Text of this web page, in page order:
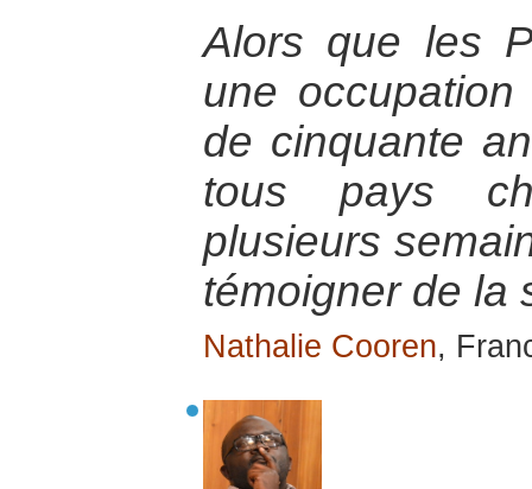
Alors que les
une
de cinquante
tous pays
plusieurs
témoigner de la
Nathalie Cooren,